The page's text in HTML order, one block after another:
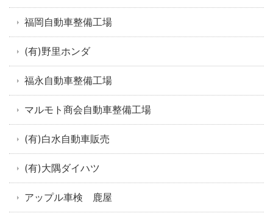
福岡自動車整備工場
(有)野里ホンダ
福永自動車整備工場
マルモト商会自動車整備工場
(有)白水自動車販売
(有)大隅ダイハツ
アップル車検 鹿屋